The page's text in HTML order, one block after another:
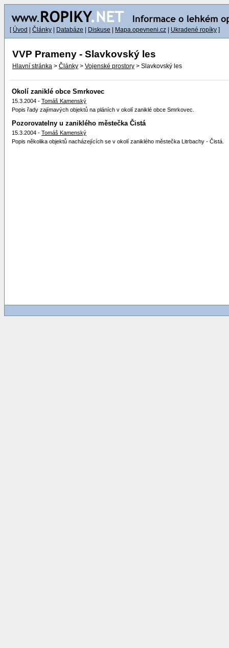
[ Úvod Články Databáze Diskuse Mapa.opevneni.cz Ukradené ropíky ]
VVP Prameny - Slavkovský les
Hlavní stránka > Články > Vojenské prostory > Slavkovský les
Okolí zaniklé obce Smrkovec
15.3.2004 - Tomáš Kamenský
Popis řady zajímavých objektů na pláních v okolí zaniklé obce Smrkovec.
Pozorovatelny u zaniklého městečka Čistá
15.3.2004 - Tomáš Kamenský
Popis několika objektů nacházejících se v okolí zaniklého městečka Litrbachy - Čistá.